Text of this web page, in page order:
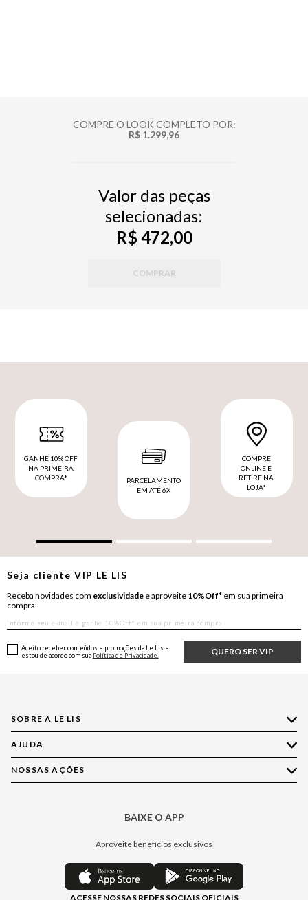
COMPRE O LOOK COMPLETO POR:
R$ 1.299,96
Valor das peças
selecionadas:
R$ 472,00
COMPRAR
GANHE 10% OFF
NA PRIMEIRA
COMPRA*
PARCELAMENTO
EM ATÉ 6X
COMPRE
ONLINE E
RETIRE NA
LOJA*
Seja clienteVIP LE LIS
Receba novidades com exclusividade e aproveite 10%Off* em sua primeira
compra
QUERO SER VIP
Aceito receber conteúdos e promoções da Le Lis e
estou de acordo com sua Política de Privacidade.
SOBRE A LE LIS
Quem Somos
Nossas Lojas
Política de Privacidade
Central de Preferências
AJUDA
Compre pelo WhatsApp
Central de Relacionamento
Regulamentos
NOSSAS AÇÕES
BAIXE O APP
Aproveite benefícios exclusivos
ACESSE NOSSAS REDES SOCIAIS OFICIAIS